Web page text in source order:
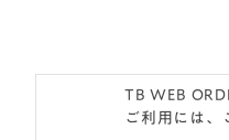
TB WEB
ご利用には、